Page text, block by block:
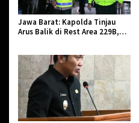
Jawa Barat: Kapolda Tinjau
Arus Balik di Rest Area 229B,